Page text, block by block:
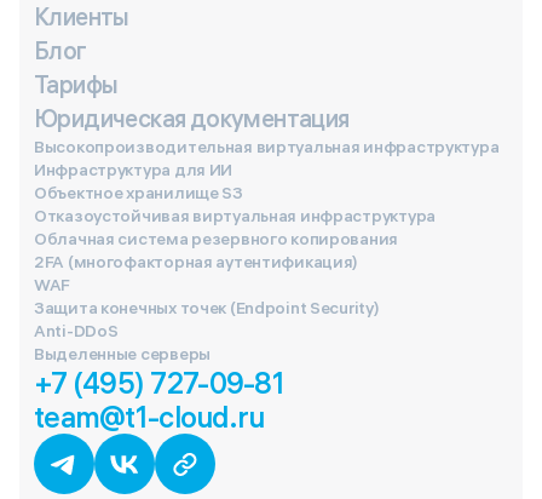
Клиенты
Блог
Тарифы
Юридическая документация
Высокопроизводительная виртуальная инфраструктура
Инфраструктура для ИИ
Объектное хранилище S3
Отказоустойчивая виртуальная инфраструктура
Облачная система резервного копирования
2FA (многофакторная аутентификация)
WAF
Защита конечных точек (Endpoint Security)
Anti-DDoS
Выделенные серверы
+7 (495) 727-09-81
team@t1-cloud.ru